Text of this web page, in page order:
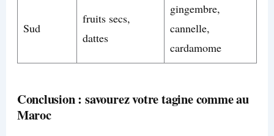
Sud
fruits secs,
dattes
gingembre,
cannelle,
cardamome
Conclusion : savourez votre tagine comme au
Maroc